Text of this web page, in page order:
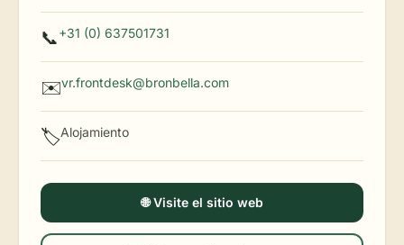
📞+31 (0) 637501731
✉️vr.frontdesk@bronbella.com
🏷️Alojamiento
🌐 Visite el sitio web